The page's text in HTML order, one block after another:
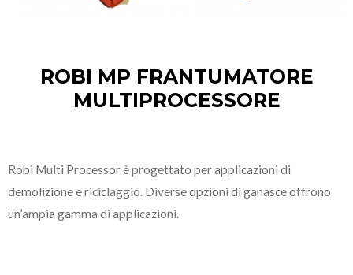
ROBI MP FRANTUMATORE
MULTIPROCESSORE
Robi Multi Processor è progettato per applicazioni di
demolizione e riciclaggio. Diverse opzioni di ganasce offrono
un’ampia gamma di applicazioni.